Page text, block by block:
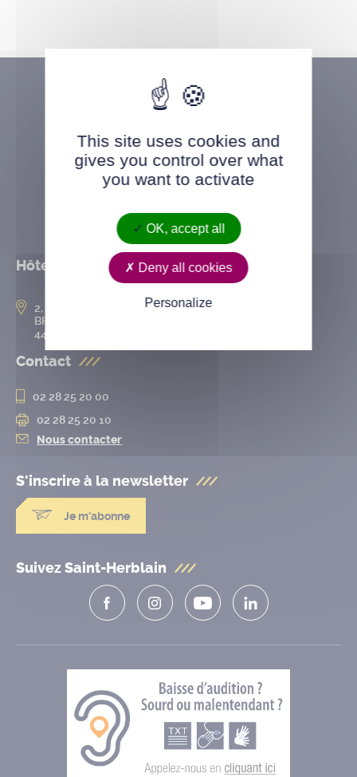
Hôtel de ville
2, rue de l’Hôtel-de-Ville
BP 50167
44802 Saint-Herblain cedex
Contact
02 28 25 20 00
02 28 25 20 10
Nous contacter
S'inscrire à la newsletter
Je m'abonne
Suivez Saint-Herblain
This site uses cookies and
gives you control over what
you want to activate
OK, accept all
Deny all cookies
Personalize